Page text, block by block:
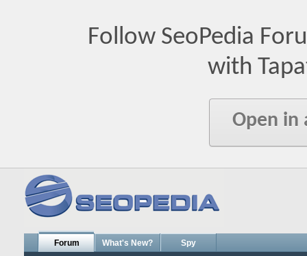
Follow SeoPedia
with
Open in
Forum What's New? Spy